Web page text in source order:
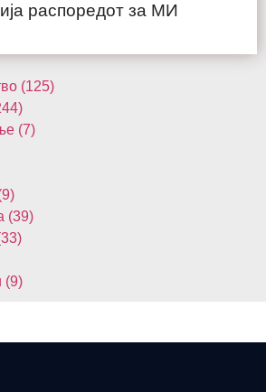
распоредот за МИ
(125)
(7)
(39)
(9)